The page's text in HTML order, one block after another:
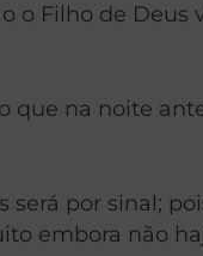
o Filho de Deus
que na noite
por sinal;
embora não